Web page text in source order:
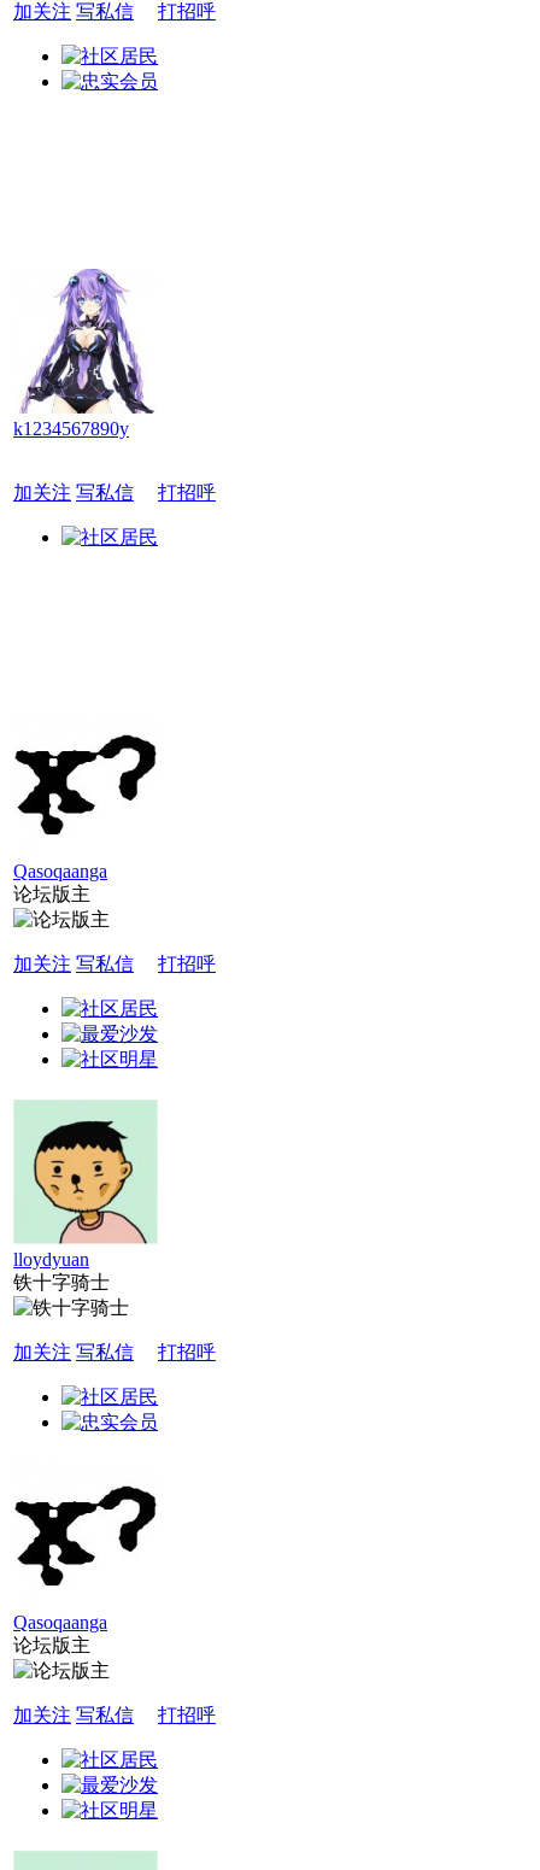
加关注 写私信 打招呼
k1234567890y
加关注 写私信 打招呼
Qasoqaanga
论坛版主
加关注 写私信 打招呼
lloydyuan
铁十字骑士
加关注 写私信 打招呼
Qasoqaanga
论坛版主
加关注 写私信 打招呼